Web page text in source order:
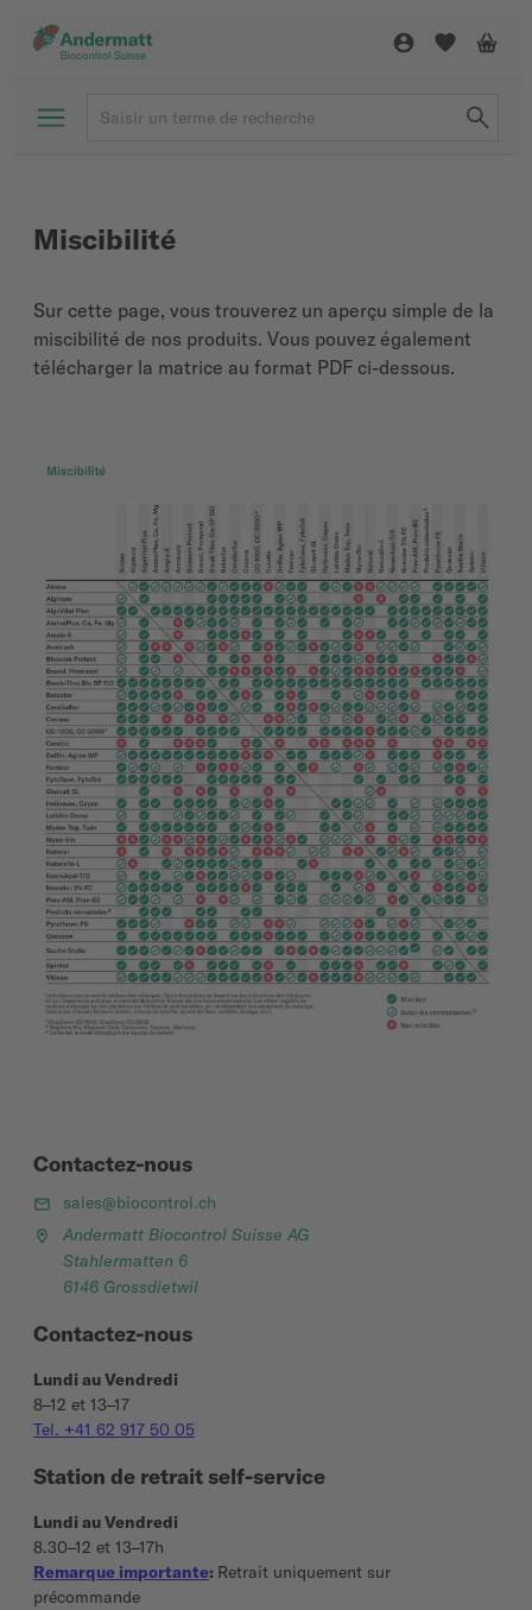
Miscibilité
Sur cette page, vous trouverez un aperçu simple de la
miscibilité de nos produits. Vous pouvez également
télécharger la matrice au format PDF ci-dessous.
Contactez-nous
sales@biocontrol.ch
Andermatt Biocontrol Suisse AG
Stahlermatten 6
6146 Grossdietwil
Contactez-nous
Lundi au Vendredi
8–12 et 13–17
Tel. +41 62 917 50 05
Station de retrait self-service
Lundi au Vendredi
8.30–12 et 13–17h
Remarque importante: Retrait uniquement sur
précommande